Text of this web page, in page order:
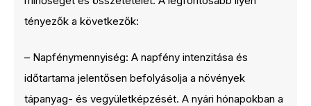
tényezők a következők:
– Napfénymennyiség: A napfény intenzitása és
időtartama jelentősen befolyásolja a növények
tápanyag- és vegyületképzését. A nyári hónapokban a